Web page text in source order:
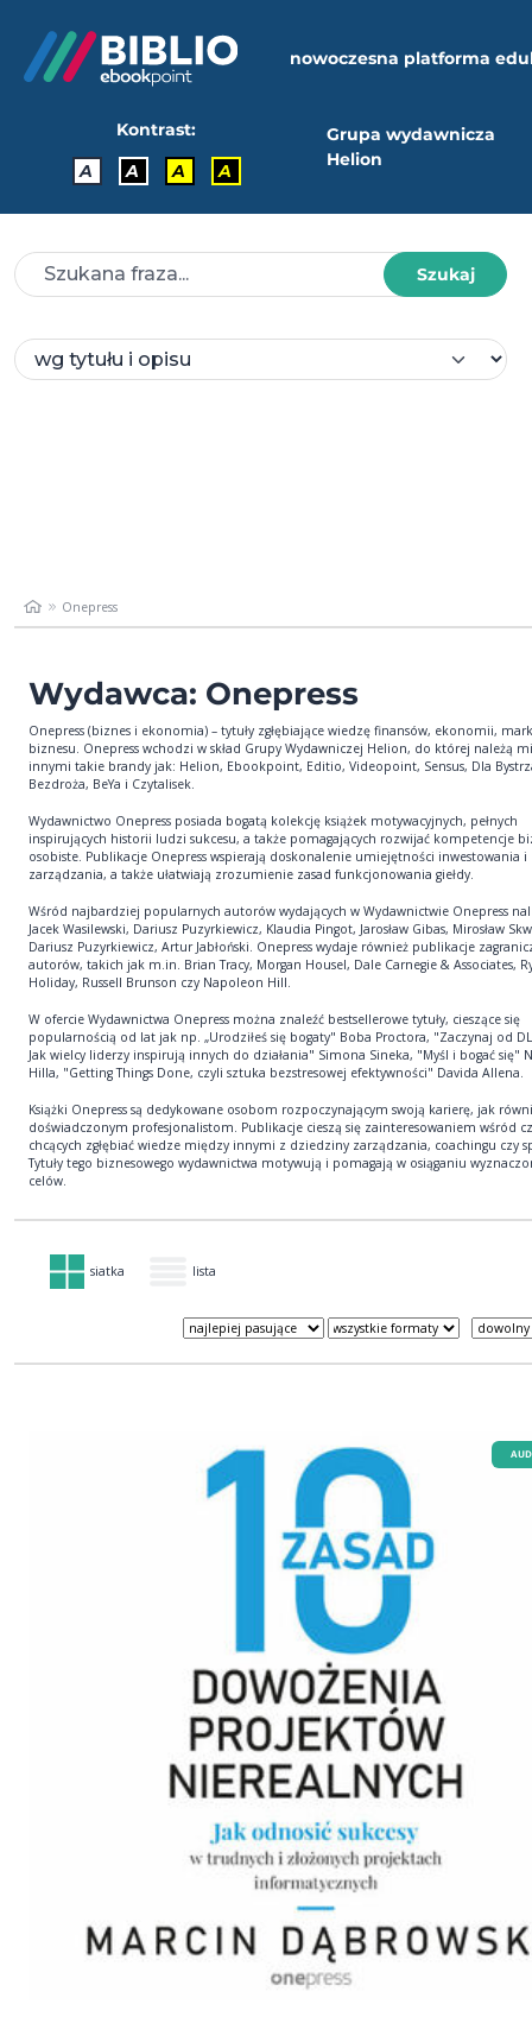
nowoczesna platforma
Kontrast:
A
A A A
Grupa wydawnicza
Helion
Szukaj
Onepress
Wydawca: Onepress
Onepress (biznes i ekonomia) – tytuły zgłębiające wiedzę finansów, ekonomii,
biznesu. Onepress wchodzi w skład Grupy Wydawniczej Helion, do której należą
innymi takie brandy jak: Helion, Ebookpoint, Editio, Videopoint, Sensus, Dla
Bezdroża, BeYa i Czytalisek.
Wydawnictwo Onepress posiada bogatą kolekcję książek motywacyjnych, pełnych
inspirujących historii ludzi sukcesu, a także pomagających rozwijać kompetencje
osobiste. Publikacje Onepress wspierają doskonalenie umiejętności inwestowania i
zarządzania, a także ułatwiają zrozumienie zasad funkcjonowania giełdy.
Wśród najbardziej popularnych autorów wydających w Wydawnictwie Onepress
Jacek Wasilewski, Dariusz Puzyrkiewicz, Klaudia Pingot, Jarosław Gibas, Mirosław
Dariusz Puzyrkiewicz, Artur Jabłoński. Onepress wydaje również publikacje
autorów, takich jak m.in. Brian Tracy, Morgan Housel, Dale Carnegie & Associates,
Holiday, Russell Brunson czy Napoleon Hill.
W ofercie Wydawnictwa Onepress można znaleźć bestsellerowe tytuły, cieszące się
popularnością od lat jak np. „Urodziłeś się bogaty" Boba Proctora, "Zaczynaj od
Jak wielcy liderzy inspirują innych do działania" Simona Sineka, "Myśl i bogać się"
Hilla, "Getting Things Done, czyli sztuka bezstresowej efektywności" Davida Allena.
Książki Onepress są dedykowane osobom rozpoczynającym swoją karierę, jak
doświadczonym profesjonalistom. Publikacje cieszą się zainteresowaniem wśród
chcących zgłębiać wiedze między innymi z dziedziny zarządzania, coachingu czy
Tytuły tego biznesowego wydawnictwa motywują i pomagają w osiąganiu
celów.
siatka lista